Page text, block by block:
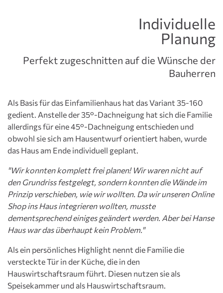
Perfekt zugeschnitten auf die Wünsche der
Bauherren
Individuelle
Planung
Als Basis für das Einfamilienhaus hat das Variant 35-160
gedient. Anstelle der 35°-Dachneigung hat sich die Familie
allerdings für eine 45°-Dachneigung entschieden und
obwohl sie sich am Hausentwurf orientiert haben, wurde
das Haus am Ende individuell geplant.
"Wir konnten komplett frei planen! Wir waren nicht auf
den Grundriss festgelegt, sondern konnten die Wände im
Prinzip verschieben, wie wir wollten. Da wir unseren Online
Shop ins Haus integrieren wollten, musste
dementsprechend einiges geändert werden. Aber bei Hanse
Haus war das überhaupt kein Problem."
Als ein persönliches Highlight nennt die Familie die
versteckte Tür in der Küche, die in den
Hauswirtschaftsraum führt. Diesen nutzen sie als
Speisekammer und als Hauswirtschaftsraum.